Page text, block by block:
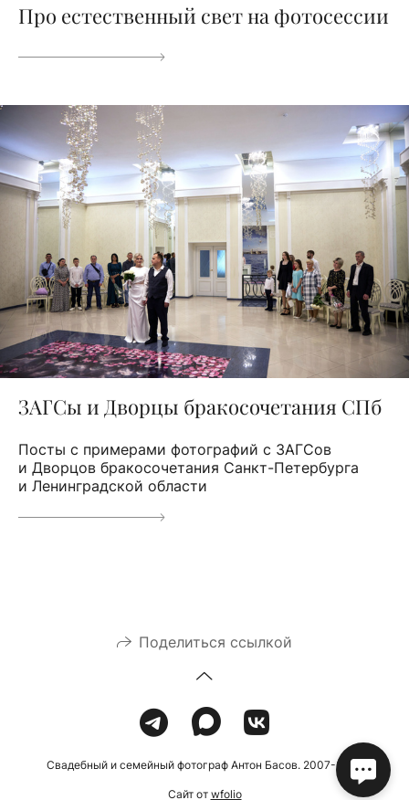
Про естественный свет на фотосессии
ЗАГСы и Дворцы бракосочетания СПб
Посты с примерами фотографий с ЗАГСов
и Дворцов бракосочетания Санкт-Петербурга
и Ленинградской области
Поделиться ссылкой
Свадебный и семейный фотограф Антон Басов. 2007-2026
Сайт от wfolio